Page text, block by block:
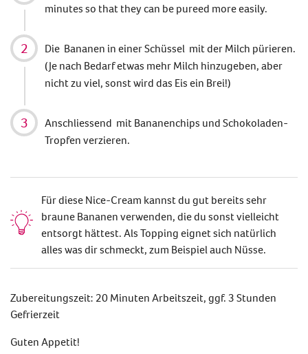
minutes so that they can be pureed more easily.
Die Bananen in einer Schüssel mit der Milch pürieren.
(Je nach Bedarf etwas mehr Milch hinzugeben, aber
nicht zu viel, sonst wird das Eis ein Brei!)
Anschliessend mit Bananenchips und Schokoladen-
Tropfen verzieren.
Für diese Nice-Cream kannst du gut bereits sehr
braune Bananen verwenden, die du sonst vielleicht
entsorgt hättest. Als Topping eignet sich natürlich
alles was dir schmeckt, zum Beispiel auch Nüsse.
Zubereitungszeit: 20 Minuten Arbeitszeit, ggf. 3 Stunden
Gefrierzeit
Guten Appetit!